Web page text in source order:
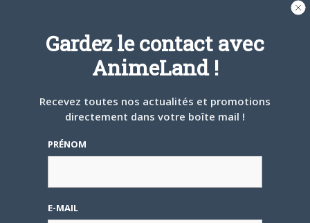
Défendre les couleurs d'AnimeLand était
un rêve. Il ne me reste plus qu'à
partir tranquille.
ARTICLES LIÉS
Gardez le contact avec
AnimeLand !
Recevez toutes nos actualités et promotions
directement dans votre boîte mail !
PRÉNOM
E-MAIL